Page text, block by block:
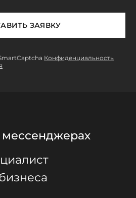
ЗАЯВКУ
Конфиденциальность